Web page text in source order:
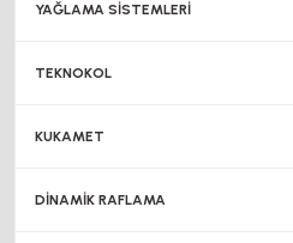
YAĞLAMA SİSTEMLERİ
TEKNOKOL
KUKAMET
DİNAMİK RAFLAMA